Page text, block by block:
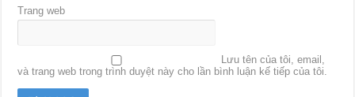
Trang web
Lưu tên của tôi, email,
và trang web trong trình duyệt này cho lần bình luận kế tiếp của tôi.